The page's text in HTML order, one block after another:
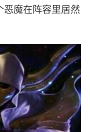
魔在阵容里居然